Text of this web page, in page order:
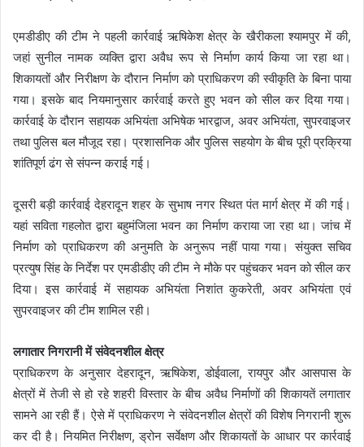
एमडीडीए की टीम ने पहली कार्रवाई ऋषिकेश क्षेत्र के खैरीकला श्यामपुर में की,
जहां सुनील नामक व्यक्ति द्वारा अवैध रूप से निर्माण कार्य किया जा रहा था।
शिकायतों और निरीक्षण के दौरान निर्माण को प्राधिकरण की स्वीकृति के बिना पाया
गया। इसके बाद नियमानुसार कार्रवाई करते हुए भवन को सील कर दिया गया।
कार्रवाई के दौरान सहायक अभियंता अभिषेक भारद्वाज, अवर अभियंता, सुपरवाइजर
तथा पुलिस बल मौजूद रहा। प्रशासनिक और पुलिस सहयोग के बीच पूरी प्रक्रिया
शांतिपूर्ण ढंग से संपन्न कराई गई।
दूसरी बड़ी कार्रवाई देहरादून शहर के सुभाष नगर स्थित पंत मार्ग क्षेत्र में की गई।
यहां सविता गहलोत द्वारा बहुमंजिला भवन का निर्माण कराया जा रहा था। जांच में
निर्माण को प्राधिकरण की अनुमति के अनुरूप नहीं पाया गया। संयुक्त सचिव
प्रत्युष सिंह के निर्देश पर एमडीडीए की टीम ने मौके पर पहुंचकर भवन को सील कर
दिया। इस कार्रवाई में सहायक अभियंता निशांत कुकरेती, अवर अभियंता एवं
सुपरवाइजर की टीम शामिल रही।
लगातार निगरानी में संवेदनशील क्षेत्र
प्राधिकरण के अनुसार देहरादून, ऋषिकेश, डोईवाला, रायपुर और आसपास के
क्षेत्रों में तेजी से हो रहे शहरी विस्तार के बीच अवैध निर्माणों की शिकायतें लगातार
सामने आ रही हैं। ऐसे में प्राधिकरण ने संवेदनशील क्षेत्रों की विशेष निगरानी शुरू
कर दी है। नियमित निरीक्षण, ड्रोन सर्वेक्षण और शिकायतों के आधार पर कार्रवाई